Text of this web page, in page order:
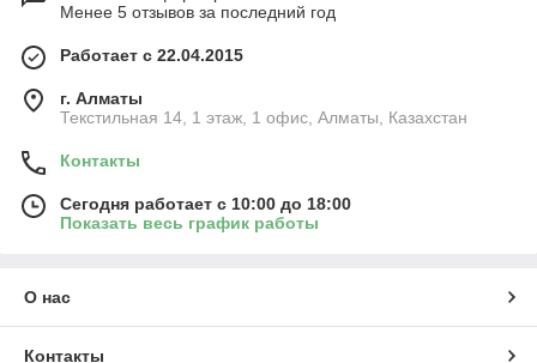
Менее 5 отзывов за последний год
Работает с 22.04.2015
г. Алматы
Текстильная 14, 1 этаж, 1 офис, Алматы, Казахстан
Контакты
Сегодня работает с 10:00 до 18:00
Показать весь график работы
О нас
Контакты